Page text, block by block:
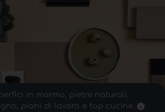
in marmo, pietre naturali,
piani di lavoro e top cucine.